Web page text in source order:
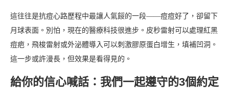
這往往是抗痘心路歷程中最讓人氣餒的一段——痘痘好了，卻留下
月球表面。別怕，現在的醫療科技很進步。皮秒雷射可以處理紅黑
痘疤，飛梭雷射或外泌體導入可以刺激膠原蛋白增生，填補凹洞。
這一步或許漫長，但效果是看得見的。
給你的信心喊話：我們一起遵守的3個約定